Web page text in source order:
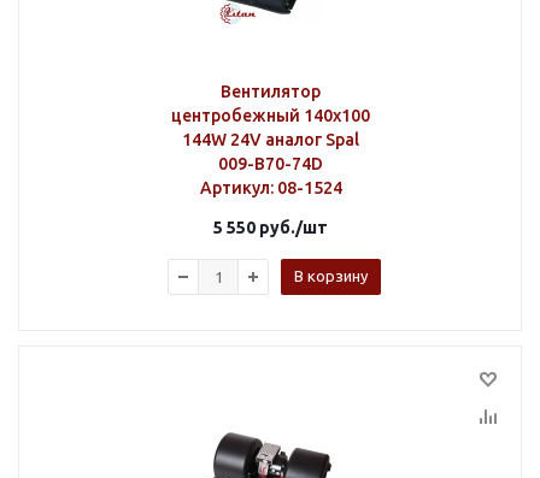
Вентилятор
центробежный 140х100
144W 24V аналог Spal
009-B70-74D
Артикул: 08-1524
5 550 руб./шт
В корзину